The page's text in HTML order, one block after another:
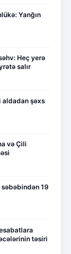
Yanğın
Heç yerə
salır
aldadan şəxs
və Çili
səbəbindən 19
təsiri